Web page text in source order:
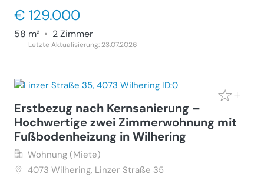
€ 129.000
58 m² • 2 Zimmer
Letzte Aktualisierung: 23.07.2026
Erstbezug nach Kernsanierung –
Hochwertige zwei Zimmerwohnung mit
Fußbodenheizung in Wilhering
Wohnung (Miete)
4073 Wilhering, Linzer Straße 35